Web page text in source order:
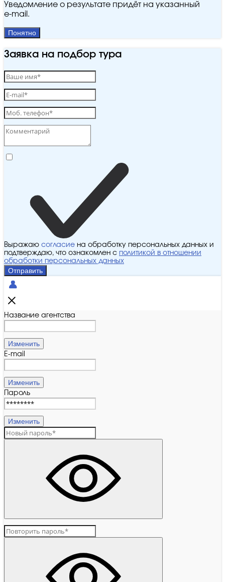
Уведомление о результате придёт на указанный
e‑mail.
Понятно
Заявка на подбор тура
Выражаю согласие на обработку персональных данных и
подтверждаю, что ознакомлен с политикой в отношении
обработки персональных данных
Отправить
Название агентства
Изменить
E-mail
Изменить
Пароль
Изменить